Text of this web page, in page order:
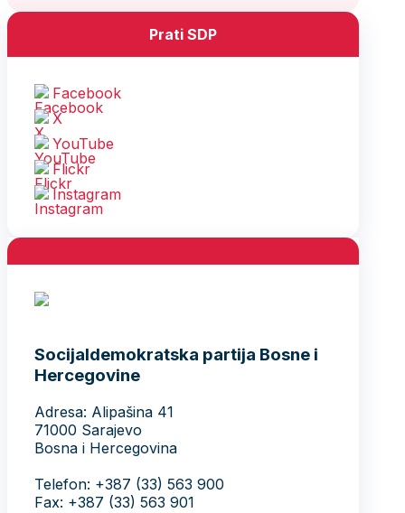
Prati SDP
Facebook
X
YouTube
Flickr
Instagram
Socijaldemokratska partija Bosne i
Hercegovine
Adresa: Alipašina 41
71000 Sarajevo
Bosna i Hercegovina
Telefon: +387 (33) 563 900
Fax: +387 (33) 563 901